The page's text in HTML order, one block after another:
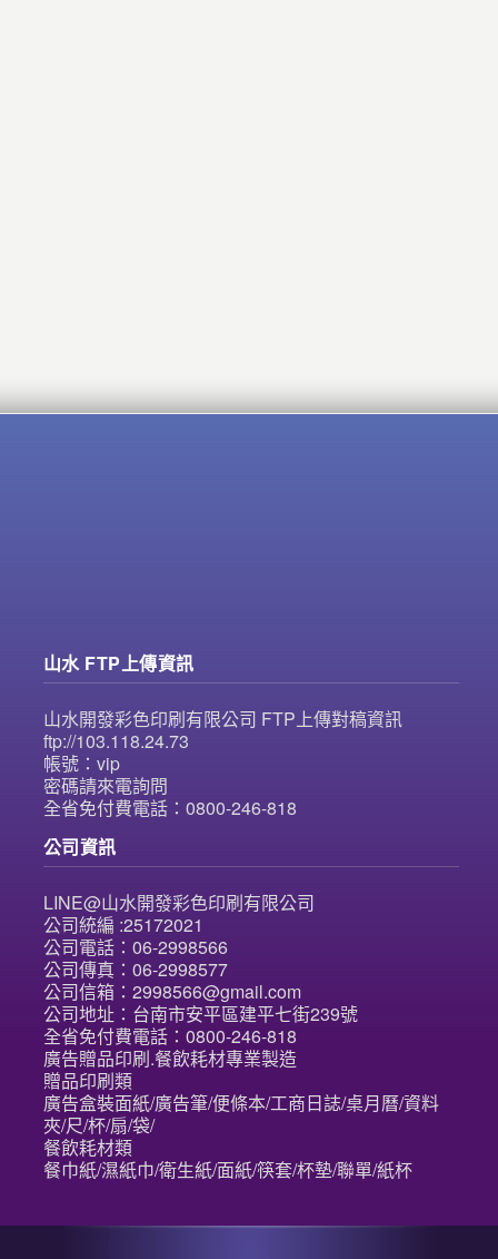
山水 FTP上傳資訊
山水開發彩色印刷有限公司 FTP上傳對稿資訊
ftp://103.118.24.73
帳號：vip
密碼請來電詢問
全省免付費電話：0800-246-818
公司資訊
LINE@山水開發彩色印刷有限公司
公司統編 :25172021
公司電話：06-2998566
公司傳真：06-2998577
公司信箱：2998566@gmail.com
公司地址：台南市安平區建平七街239號
全省免付費電話：0800-246-818
廣告贈品印刷.餐飲耗材專業製造
贈品印刷類
廣告盒裝面紙/廣告筆/便條本/工商日誌/桌月曆/資料
夾/尺/杯/扇/袋/
餐飲耗材類
餐巾紙/濕紙巾/衛生紙/面紙/筷套/杯墊/聯單/紙杯